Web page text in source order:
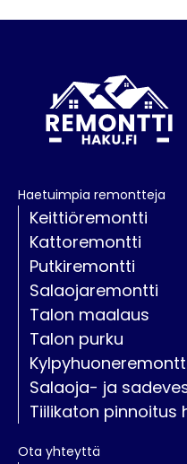
Haetuimpia remontteja
Keittiöremontti
Kattoremontti
Putkiremontti
Salaojaremontti
Talon maalaus
Talon purku
Salaoja- ja
Tiilikaton pinnoitus
Ota yhteyttä